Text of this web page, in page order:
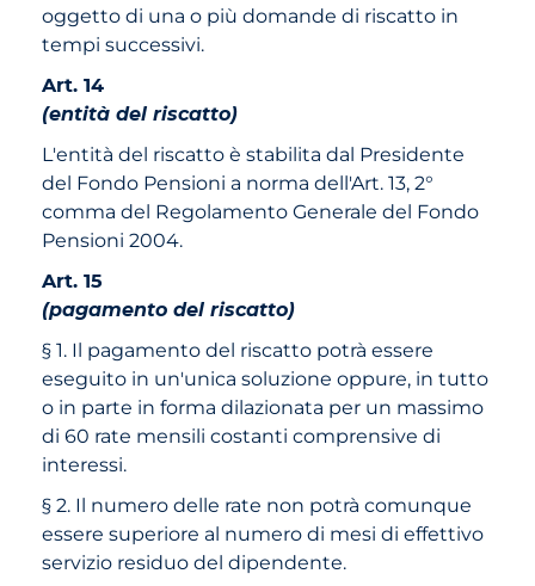
oggetto di una o più domande di riscatto in
tempi successivi.
Art. 14
(entità del riscatto)
L'entità del riscatto è stabilita dal Presidente
del Fondo Pensioni a norma dell'Art. 13, 2°
comma del Regolamento Generale del Fondo
Pensioni 2004.
Art. 15
(pagamento del riscatto)
§ 1. Il pagamento del riscatto potrà essere
eseguito in un'unica soluzione oppure, in tutto
o in parte in forma dilazionata per un massimo
di 60 rate mensili costanti comprensive di
interessi.
§ 2. Il numero delle rate non potrà comunque
essere superiore al numero di mesi di effettivo
servizio residuo del dipendente.